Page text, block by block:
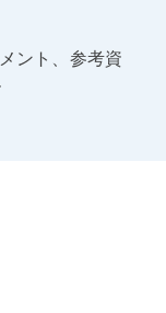
ント、参考資